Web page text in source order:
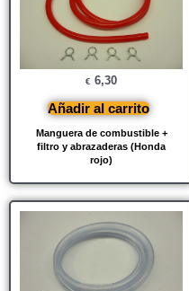
Manguera de combustible +
filtro y abrazaderas (Honda
rojo)
€ 6,30
Añadir al carrito